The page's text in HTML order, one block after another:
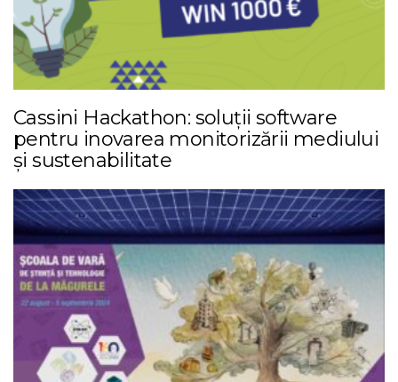
Cassini Hackathon: soluții software
pentru inovarea monitorizării mediului
și sustenabilitate